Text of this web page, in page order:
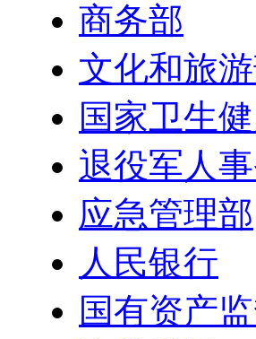
商务部
文化和旅
国家卫生
退役军人
应急管理部
人民银行
国有资产